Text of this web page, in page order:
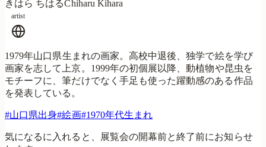
きはら ちはるChiharu Kihara
artist
1979年山口県生まれの画家。高校中退後、独学で絵を学び
画家を志して上京。1999年の初個展以降、動植物や昆虫を
モチーフに、筆だけでなく手足も使った躍動感のある作品
を発表している。
#山口県出身#絵画#1970年代生まれ
気になるに入れると、展覧会の開幕前と終了前にお知らせ